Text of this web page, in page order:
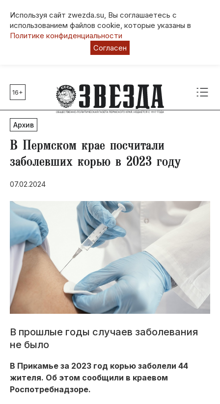
Используя сайт zwezda.su, Вы соглашаетесь с
использованием файлов cookie, которые указаны в
Политике конфиденциальности
Согласен
Главные темы
80 лет Победы
Молодежная столица РФ
СВО
Выборы в Пермском крае
Социальная поддержка
Инфраструктура
Благоустройство
16+
Архив
В Пермском крае посчитали
заболевших корью в 2023 году
07.02.2024
В прошлые годы случаев заболевания
не было
В Прикамье за 2023 год корью заболели 44
жителя. Об этом сообщили в краевом
Роспотребнадзоре.